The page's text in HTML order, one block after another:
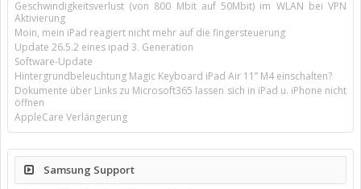
Geschwindigkeitsverlust (von 800 Mbit auf 50Mbit) im WLAN bei VPN
Aktivierung
Moin, mein iPad reagiert nicht mehr auf die fingersteuerung
Update 26.5.2 eines ipad 3. Generation
Software-Update
Hintergrundbeleuchtung Magic Keyboard iPad Air 11’’ M4 einschalten?
Dokumente über Links zu Microsoft365 lassen sich in iPad u. iPhone nicht
öffnen
AppleCare Verlängerung
Samsung Support